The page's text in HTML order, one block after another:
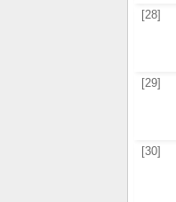
[28]
[29]
[30]